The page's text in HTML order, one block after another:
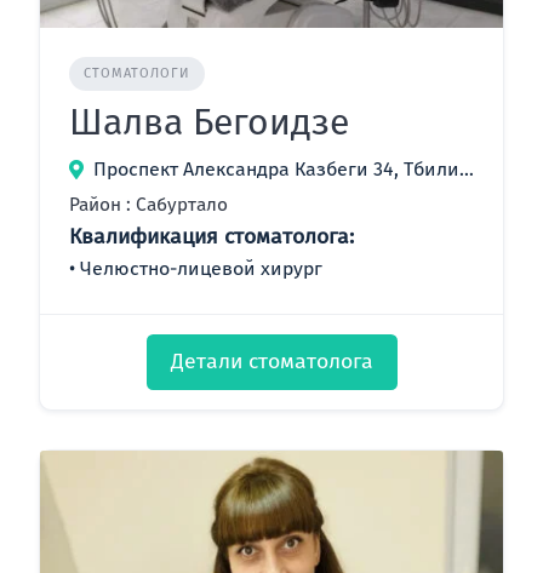
СТОМАТОЛОГИ
Шалва Бегоидзе
Проспект Александра Казбеги 34, Тбилиси, Грузия
Район : Сабуртало
Квалификация стоматолога:
Челюстно-лицевой хирург
Детали стоматолога